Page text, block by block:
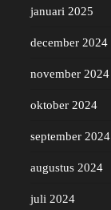
januari 2025
december 2024
november 2024
oktober 2024
september 2024
augustus 2024
juli 2024